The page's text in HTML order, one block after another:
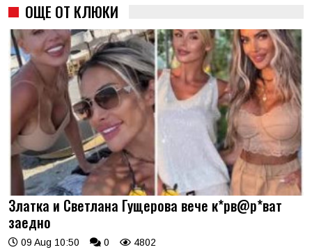
ОЩЕ ОТ КЛЮКИ
Златка и Светлана Гущерова вече к*рв@р*ват
заедно
09 Aug 10:50 0 4802